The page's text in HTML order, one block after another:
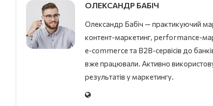
ОЛЕКСАНДР БАБІЧ
Олександр Бабіч — практикуючий
контент-маркетинг, performance-
e-commerce та B2B-сервісів до
вже працювали. Активно
результатів у маркетингу.